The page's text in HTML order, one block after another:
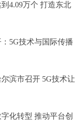
4.09万个 打造东北
5G技术与国际传播
滨市召开 5G技术让
化转型 推动平台创